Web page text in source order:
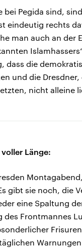
bei Pegida sind,
eindeutig rechts
man auch an der
dass die
und die
nicht alleine
Länge:
gibt sie noch, die
eine Spaltung
des Frontmannes